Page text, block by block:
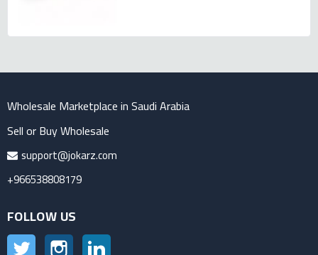
Wholesale Marketplace in Saudi Arabia
Sell or Buy Wholesale
support@jokarz.com
+966538808179
FOLLOW US
Twitter Instagram